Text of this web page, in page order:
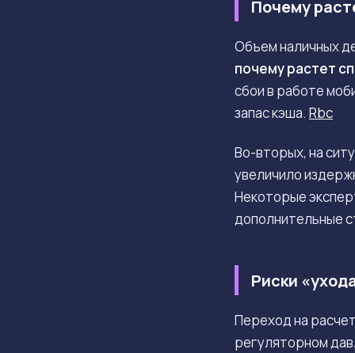
Почему
Объем наличных
почему растет
сбои в работе
запас кэша. Rbc
Во-вторых, на
увеличило
Некоторые
дополнительные
Риски
Переход на
регуляторном